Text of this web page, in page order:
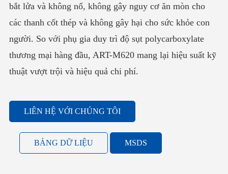
bắt lửa và không nổ, không gây nguy cơ ăn mòn cho
các thanh cốt thép và không gây hại cho sức khỏe con
người. So với phụ gia duy trì độ sụt polycarboxylate
thương mại hàng đầu, ART-M620 mang lại hiệu suất kỹ
thuật vượt trội và hiệu quả chi phí.
LIÊN HỆ VỚI CHÚNG TÔI
BẢNG DỮ LIỆU MSDS